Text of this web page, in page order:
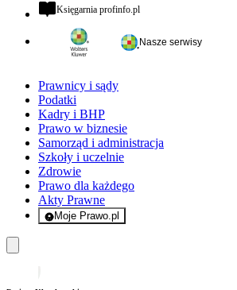
Księgarnia profinfo.plotwiera się w nowej karcie
Nasze serwisy
Prawnicy i sądy
Podatki
Kadry i BHP
Prawo w biznesie
Samorząd i administracja
Szkoły i uczelnie
Zdrowie
Prawo dla każdego
Akty Prawne
Moje Prawo.pl
- rejestracja i logowanie do serwisu